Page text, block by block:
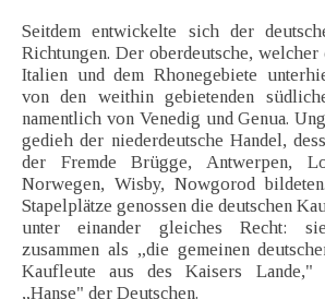
Seitdem entwickelte sich der
Richtungen. Der oberdeutsche,
Italien und dem Rhonegebiete
von den weithin gebietenden
namentlich von Venedig und Genua.
gedieh der niederdeutsche Handel,
der Fremde Brügge, Antwerpen,
Norwegen, Wisby, Nowgorod
Stapelplätze genossen die deutschen
unter einander gleiches Recht:
zusammen als „die gemeinen
Kaufleute aus des Kaisers
„Hanse" der Deutschen.